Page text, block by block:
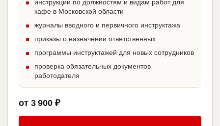
инструкции по должностям и видам работ для
кафе в Московской области
журналы вводного и первичного инструктажа
приказы о назначении ответственных
программы инструктажей для новых сотрудников
проверка обязательных документов
работодателя
от 3 900 ₽